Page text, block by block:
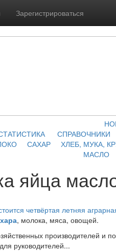
Зарегистрироваться
СПРАВОЧНИКИ
САХАР
ХЛЕБ, МУКА,
МАСЛО
яйца
четвёртая летняя
, молока, мяса, овощей.
производителей и
руководителей...